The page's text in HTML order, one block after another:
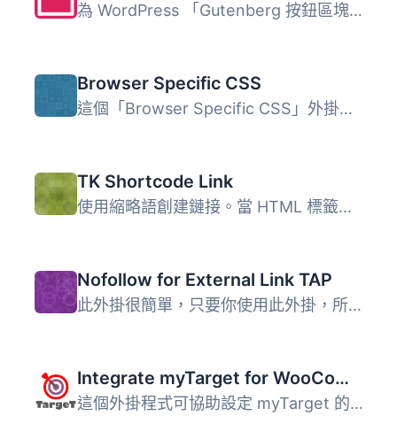
為 WordPress 「Gutenberg 按鈕區塊」加入 Target Blank。本...
Browser Specific CSS
這個「Browser Specific CSS」外掛是一個工具，讓開發人員可...
TK Shortcode Link
使用縮略語創建鏈接。當 HTML 標籤不被允許且/或經常被編碼時...
Nofollow for External Link TAP
此外掛很簡單，只要你使用此外掛，所有你網站文章或頁面的外...
Integrate myTarget for WooCommerce
這個外掛程式可協助設定 myTarget 的動態行銷計數器，適用於 ...